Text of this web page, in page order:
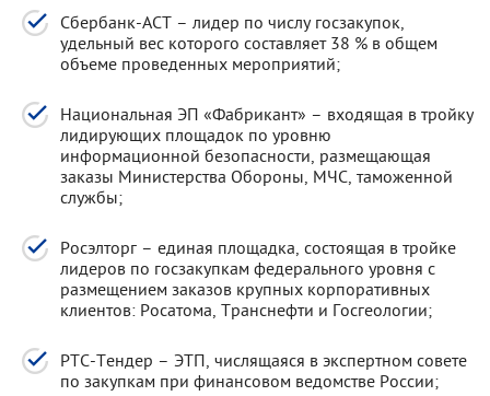
Сбербанк-АСТ – лидер по числу госзакупок,
удельный вес которого составляет 38 % в общем
объеме проведенных мероприятий;
Национальная ЭП «Фабрикант» – входящая в тройку
лидирующих площадок по уровню
информационной безопасности, размещающая
заказы Министерства Обороны, МЧС, таможенной
службы;
Росэлторг – единая площадка, состоящая в тройке
лидеров по госзакупкам федерального уровня с
размещением заказов крупных корпоративных
клиентов: Росатома, Транснефти и Госгеологии;
РТС-Тендер – ЭТП, числящаяся в экспертном совете
по закупкам при финансовом ведомстве России;